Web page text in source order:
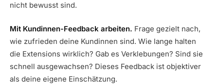
nicht bewusst sind.
Mit Kundinnen-Feedback arbeiten. Frage gezielt nach,
wie zufrieden deine Kundinnen sind. Wie lange halten
die Extensions wirklich? Gab es Verklebungen? Sind sie
schnell ausgewachsen? Dieses Feedback ist objektiver
als deine eigene Einschätzung.